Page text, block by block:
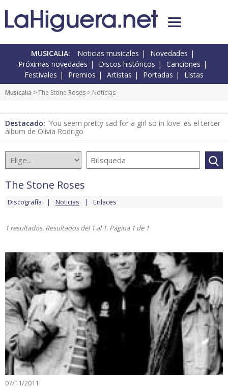
MUSICALIA: Noticias musicales
Novedades
Próximas novedades
Discos históricos
Canciones
Festivales
Premios Artistas Portadas Listas
Musicalia >The Stone Roses > Noticias
Destacado: 'You seem pretty sad for a girl so in love' es el tercer
álbum de Olivia Rodrigo
The Stone Roses
Discografía Noticias Enlaces
1 resultados. Resultados del 1 al 1. Página 1 de 1
07/11/2011